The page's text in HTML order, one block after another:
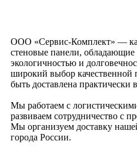
ООО «Сервис-Комплект» —
стеновые панели, обладающие
экологичностью и
широкий выбор качественной
быть доставлена практически
Мы работаем с
развиваем сотрудничество с
Мы организуем доставку
города России.